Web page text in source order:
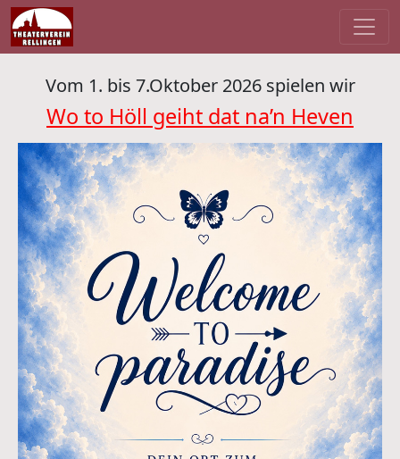
Vom 1. bis 7.Oktober 2026 spielen wir
Wo to Höll geiht dat na’n Heven